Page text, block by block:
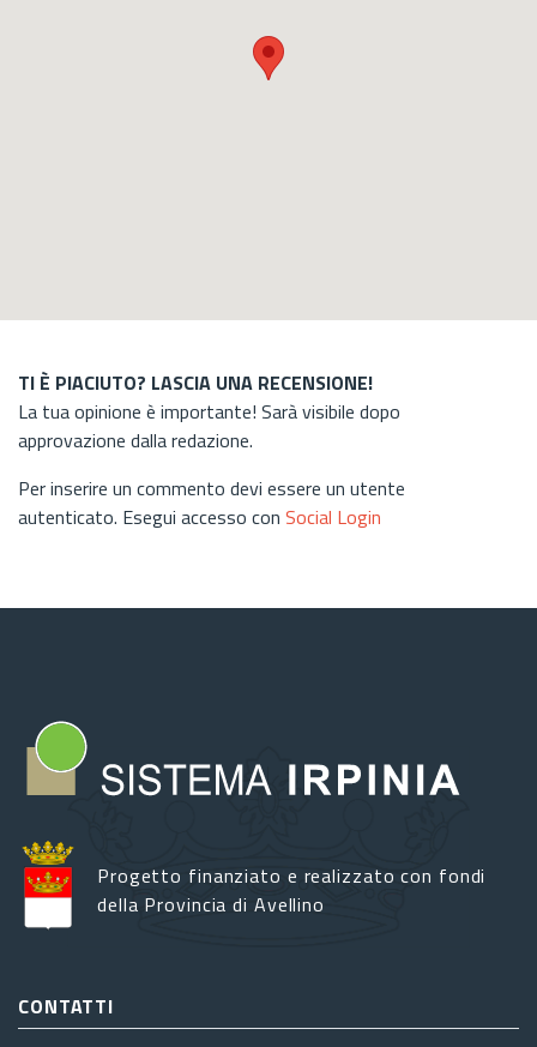
TI È PIACIUTO? LASCIA UNA RECENSIONE!
La tua opinione è importante! Sarà visibile dopo
approvazione dalla redazione.
Per inserire un commento devi essere un utente
autenticato. Esegui accesso con Social Login
Progetto finanziato e realizzato con fondi
della Provincia di Avellino
CONTATTI